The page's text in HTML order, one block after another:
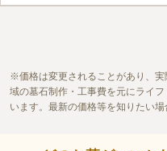
この霊園はまだ誰からも評価され
価格は変更されることがあり、
域の墓石制作・工事費を元にライ
います。最新の価格等を知りたい